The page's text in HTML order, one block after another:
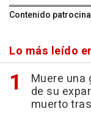
Contenido
Lo más leído
Muere una
de su
muerto